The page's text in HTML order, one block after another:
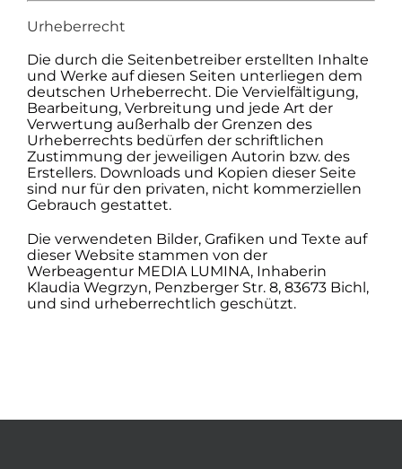
Urheberrecht
Die durch die Seitenbetreiber erstellten Inhalte
und Werke auf diesen Seiten unterliegen dem
deutschen Urheberrecht. Die Vervielfältigung,
Bearbeitung, Verbreitung und jede Art der
Verwertung außerhalb der Grenzen des
Urheberrechts bedürfen der schriftlichen
Zustimmung der jeweiligen Autorin bzw. des
Erstellers. Downloads und Kopien dieser Seite
sind nur für den privaten, nicht kommerziellen
Gebrauch gestattet.
Die verwendeten Bilder, Grafiken und Texte auf
dieser Website stammen von der
Werbeagentur MEDIA LUMINA, Inhaberin
Klaudia Wegrzyn, Penzberger Str. 8, 83673 Bichl,
und sind urheberrechtlich geschützt.